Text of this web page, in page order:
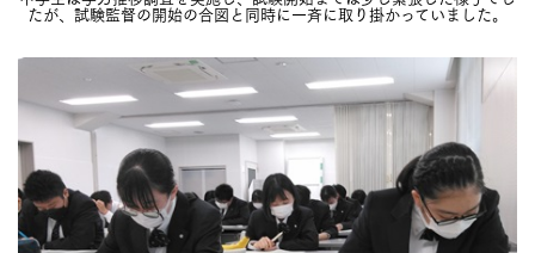
たが、試験監督の開始の合図と同時に一斉に取り掛かっていました。